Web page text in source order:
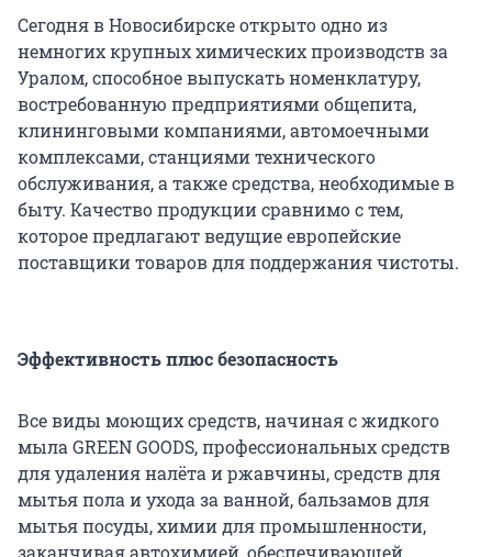
Сегодня в Новосибирске открыто одно из
немногих крупных химических производств за
Уралом, способное выпускать номенклатуру,
востребованную предприятиями общепита,
клининговыми компаниями, автомоечными
комплексами, станциями технического
обслуживания, а также средства, необходимые в
быту. Качество продукции сравнимо с тем,
которое предлагают ведущие европейские
поставщики товаров для поддержания чистоты.
Эффективность плюс безопасность
Все виды моющих средств, начиная с жидкого
мыла GREEN GOODS, профессиональных средств
для удаления налёта и ржавчины, средств для
мытья пола и ухода за ванной, бальзамов для
мытья посуды, химии для промышленности,
заканчивая автохимией, обеспечивающей